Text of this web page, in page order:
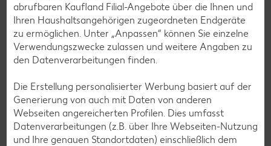
Zurück zum Küchenlexikon
Weitere interessante Beiträge
abrufbaren Kaufland Filial-Angebote über die Ihnen und
Ihren Haushaltsangehörigen zugeordneten Endgeräte
zu ermöglichen. Unter „Anpassen“ können Sie einzelne
Verwendungszwecke zulassen und weitere Angaben zu
den Datenverarbeitungen finden.
Die Erstellung personalisierter Werbung basiert auf der
Generierung von auch mit Daten von anderen
Webseiten angereicherten Profilen. Dies umfasst
Datenverarbeitungen (z.B. über Ihre Webseiten-Nutzung
und Ihre genauen Standortdaten) einschließlich dem